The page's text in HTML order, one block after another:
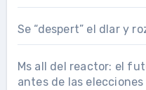
Se “despert” el dlar y
Ms all del reactor: el
antes de las elecciones